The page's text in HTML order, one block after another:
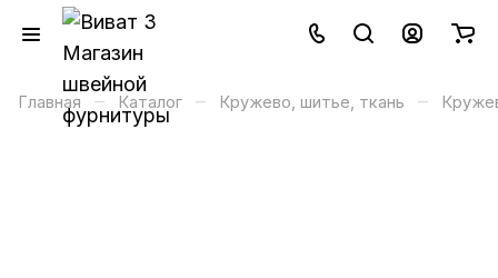
Главная – Каталог – Кружево, шитье, ткань –